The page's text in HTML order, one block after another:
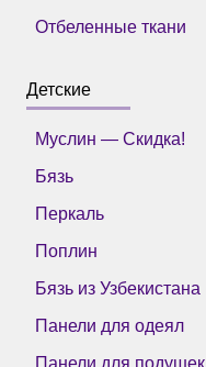
Отбеленные ткани
Детские
Муслин — Скидка!
Бязь
Перкаль
Поплин
Бязь из Узбекистана
Панели для одеял
Панели для подушек